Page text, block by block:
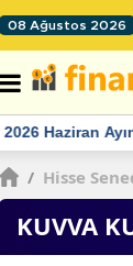
08 Ağustos 2026
2026 Haziran
Yaşandı
/ Hisse
KUVVA